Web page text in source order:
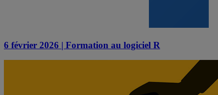
6 février 2026 | Formation au logiciel R